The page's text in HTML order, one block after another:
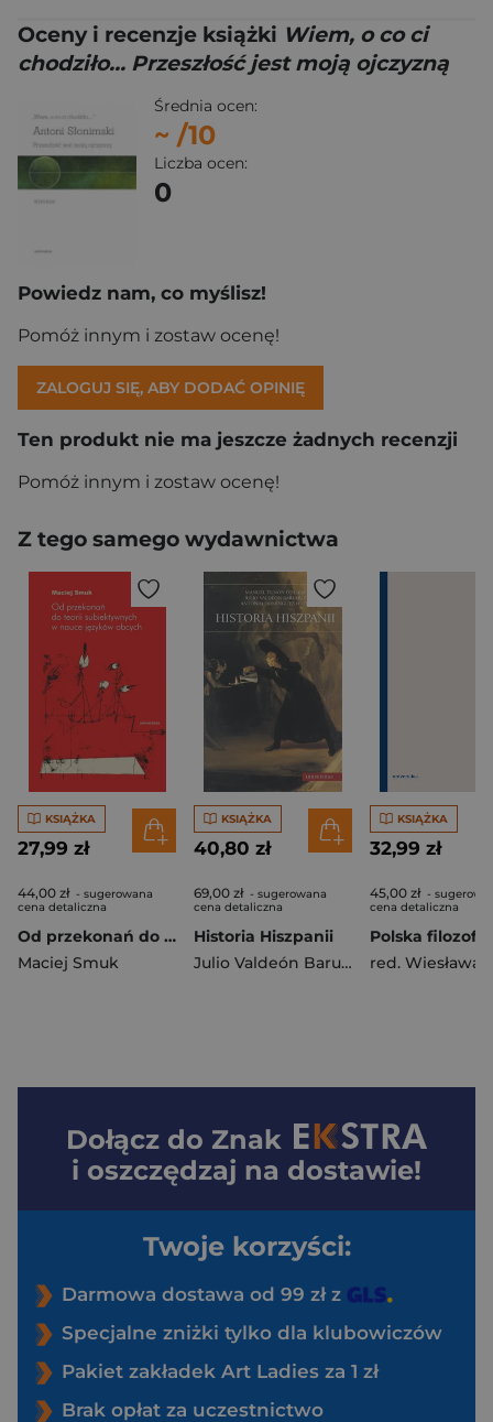
Oceny i recenzje książki Wiem, o co ci
chodziło... Przeszłość jest moją ojczyzną
Średnia ocen:
~ /10
Liczba ocen:
0
Powiedz nam, co myślisz!
Pomóż innym i zostaw ocenę!
ZALOGUJ SIĘ, ABY DODAĆ OPINIĘ
Ten produkt nie ma jeszcze żadnych recenzji
Pomóż innym i zostaw ocenę!
Z tego samego wydawnictwa
KSIĄŻKA
27,99 zł
44,00 zł - sugerowana
cena detaliczna
Od przekonań do teorii subiektywnych w nauce języków obcych
Maciej Smuk
KSIĄŻKA
40,80 zł
69,00 zł - sugerowana
cena detaliczna
Historia Hiszpanii
Julio Valdeón Baruque
,Manuel
KSIĄŻKA
32,99 zł
45,00 zł -
cena detaliczna
Dołącz do Znak
i oszczędzaj na dostawie!
Twoje korzyści:
Darmowa dostawa od 99 zł z
Specjalne zniżki tylko dla klubowiczów
Pakiet zakładek Art Ladies za 1 zł
Brak opłat za uczestnictwo